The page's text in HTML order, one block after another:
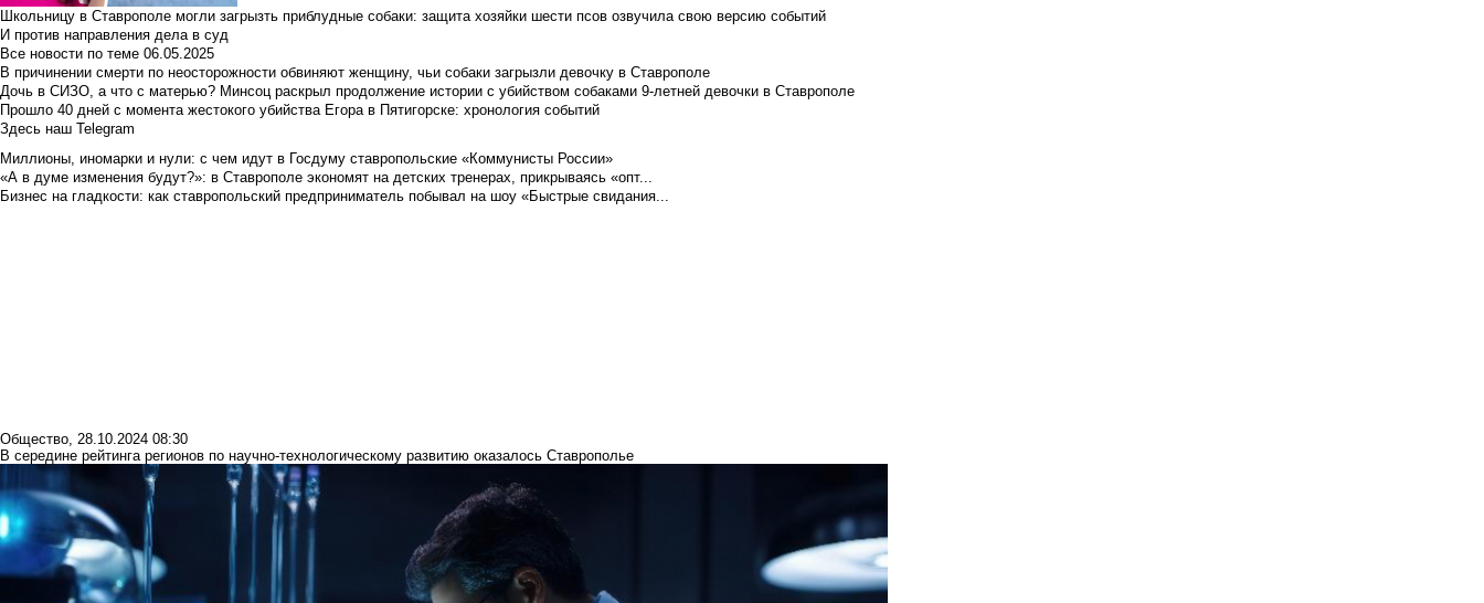
Школьницу в Ставрополе могли загрызть приблудные собаки: защита хозяйки шести псов озвучила свою версию событий
И против направления дела в суд
Все новости по теме 06.05.2025
В причинении смерти по неосторожности обвиняют женщину, чьи собаки загрызли девочку в Ставрополе
Дочь в СИЗО, а что с матерью? Минсоц раскрыл продолжение истории с убийством собаками 9-летней девочки в Ставрополе
Прошло 40 дней с момента жестокого убийства Егора в Пятигорске: хронология событий
Здесь наш Telegram
Миллионы, иномарки и нули: с чем идут в Госдуму ставропольские «Коммунисты России»
«А в думе изменения будут?»: в Ставрополе экономят на детских тренерах, прикрываясь «опт...
Бизнес на гладкости: как ставропольский предприниматель побывал на шоу «Быстрые свидания...
Общество, 28.10.2024 08:30
В середине рейтинга регионов по научно-технологическому развитию оказалось Ставрополье